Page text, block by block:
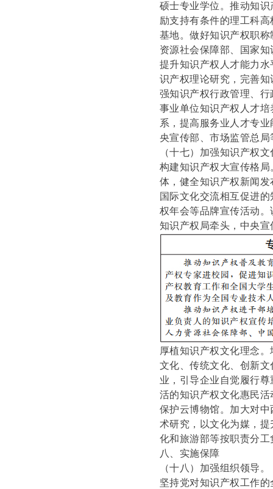
硕士专业学位。推动知
励支持有条件的理工科
基地。做好知识产权职
资源社会保障部、国家
提升知识产权人才能力
识产权理论研究，完善
强知识产权行政管理、
事业单位知识产权人才
系，提高服务业人才专
央宣传部、市场监管总
（十七）加强知识产权
构建知识产权大宣传格
体，健全知识产权新闻
国际文化交流相互促进
权年会等品牌宣传活动
知识产权局牵头，中央
厚植知识产权文化理念
文化、传统文化、创新
业，引导企业自觉履行
活的知识产权文化惠民
保护云博物馆。加大对
术研究，以文化为媒，
化和旅游部等按职责分工
八、实施保障
（十八）加强组织领导。
坚持党对知识产权工作